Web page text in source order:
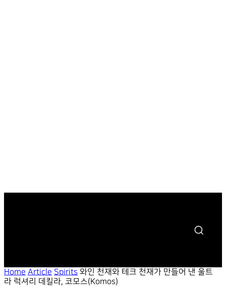
Home Article Spirits 와인 천재와 테크 천재가 만들어 낸 울트
라 럭셔리 데킬라, 코모스(Komos)